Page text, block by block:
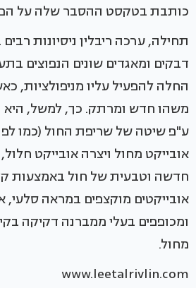
כותבת בטקסט ההסבר שלה על
תחילה, ערכה ריבלין ניסיונות
דבקים ומאגדים שונים הנפוצים
החלה להפעיל עליו מניפולציות,
משהו חדש ומרתק. כך, למשל, היא
ע"פ שיטה של שריפת החול (כמו
אובייקט מחול ויצרה אובייקט
חדשה וטבעית של חול באמצעות
אובייקטים מוקצפים במראה סלעי,
ומכופפים בעלי ממברנה דקיקה
מחול.
www.leetalrivlin.com